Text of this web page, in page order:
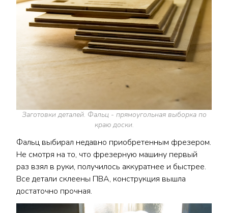
Заготовки деталей. Фальц - прямоугольная выборка по
краю доски.
Фальц выбирал недавно приобретенным фрезером.
Не смотря на то, что фрезерную машину первый
раз взял в руки, получилось аккуратнее и быстрее.
Все детали склеены ПВА, конструкция вышла
достаточно прочная.